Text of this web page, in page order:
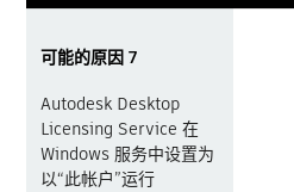
可能的原因 7
Autodesk Desktop
Licensing Service 在
Windows 服务中设置为
以“此帐户”运行